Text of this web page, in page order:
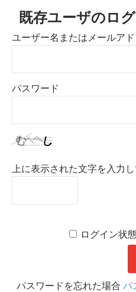
既存ユーザのロ
ユーザー名またはメールアド
パスワード
上に表示された文字を入力し
ログイン状
パスワードを忘れた場合 パ